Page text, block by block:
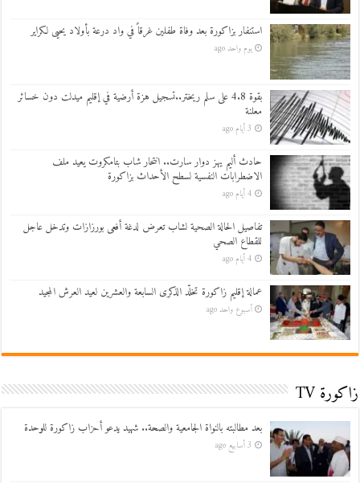
استنفار بزاكورة بعد وفاة طفلين غرقاً في واد درعة بأولاد يحيى لكراير
يوم واحد ago
بقوة 4.8 على سلم ريختر..تسجيل هزة أرضية في إقليم ميدلت دون خسائر
معلنة
3 أيام ago
حادث أليم يهز دوار سارت.. انتحار شاب بتامكروت يعيد ملف
الاضطرابات النفسية لسطح الأحداث بزاكورة
4 أيام ago
تفاصيل الحالة الصحية لشاب تعرض لدغة أفعى بورزازات وتدخل عاجل
للقطاع الصحي
4 أيام ago
عمالة إقليم زاكورة تخلّد الذكرى السابعة والعشرين لعيد العرش المجيد
أسبوع واحد ago
زاكورة TV
بعد مطالبته بالنواة الجامعية والصحة.. شهيد يدعو أحزاب زاكورة للوحدة
3 أسابيع ago